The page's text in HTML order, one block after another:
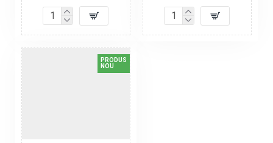
PRODUS
NOU